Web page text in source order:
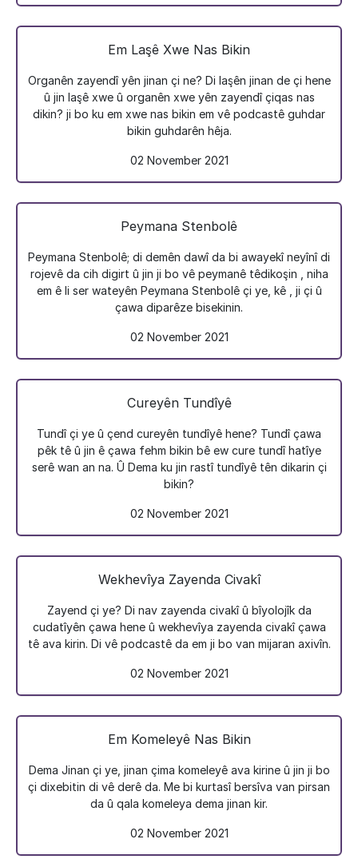
Em Laşê Xwe Nas Bikin
Organên zayendî yên jinan çi ne? Di laşên jinan de çi hene
û jin laşê xwe û organên xwe yên zayendî çiqas nas
dikin? ji bo ku em xwe nas bikin em vê podcastê guhdar
bikin guhdarên hêja.
02 November 2021
Peymana Stenbolê
Peymana Stenbolê; di demên dawî da bi awayekî neyînî di
rojevê da cih digirt û jin ji bo vê peymanê têdikoşin , niha
em ê li ser wateyên Peymana Stenbolê çi ye, kê , ji çi û
çawa diparêze bisekinin.
02 November 2021
Cureyên Tundîyê
Tundî çi ye û çend cureyên tundîyê hene? Tundî çawa
pêk tê û jin ê çawa fehm bikin bê ew cure tundî hatîye
serê wan an na. Û Dema ku jin rastî tundîyê tên dikarin çi
bikin?
02 November 2021
Wekhevîya Zayenda Civakî
Zayend çi ye? Di nav zayenda civakî û bîyolojîk da
cudatîyên çawa hene û wekhevîya zayenda civakî çawa
tê ava kirin. Di vê podcastê da em ji bo van mijaran axivîn.
02 November 2021
Em Komeleyê Nas Bikin
Dema Jinan çi ye, jinan çima komeleyê ava kirine û jin ji bo
çi dixebitin di vê derê da. Me bi kurtasî bersîva van pirsan
da û qala komeleya dema jinan kir.
02 November 2021